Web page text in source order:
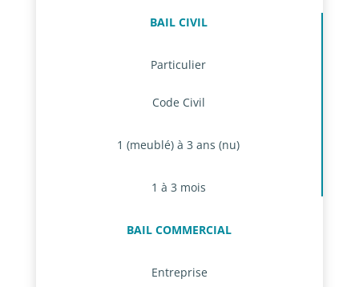
BAIL CIVIL
Particulier
Code Civil
1 (meublé) à 3 ans (nu)
1 à 3 mois
BAIL COMMERCIAL
Entreprise